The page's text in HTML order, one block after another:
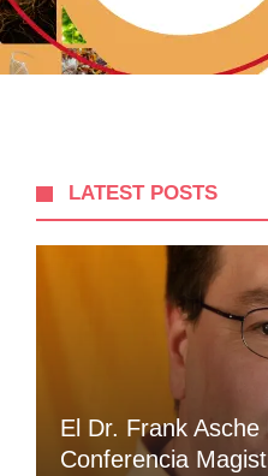
LATEST POSTS
El Dr. Frank
Conferencia